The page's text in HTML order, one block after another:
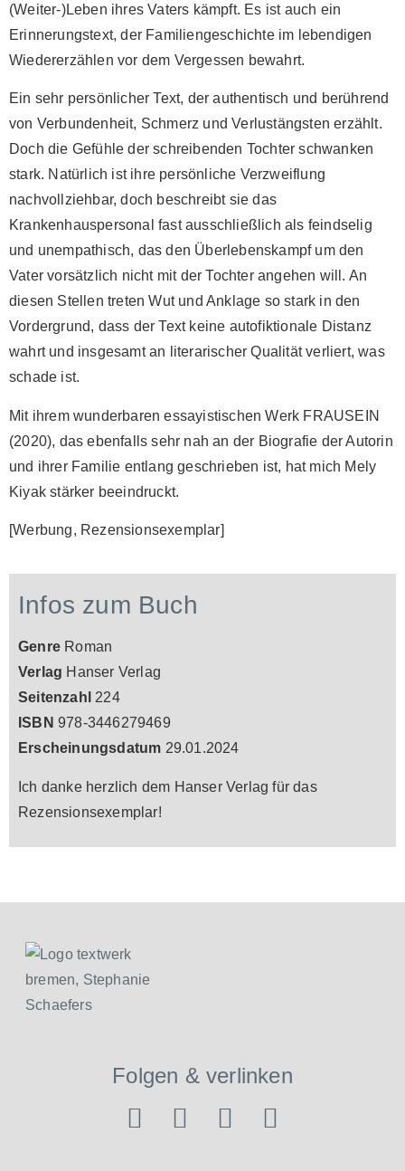
(Weiter-)Leben ihres Vaters kämpft. Es ist auch ein
Erinnerungstext, der Familiengeschichte im lebendigen
Wiedererzählen vor dem Vergessen bewahrt.
Ein sehr persönlicher Text, der authentisch und berührend
von Verbundenheit, Schmerz und Verlustängsten erzählt.
Doch die Gefühle der schreibenden Tochter schwanken
stark. Natürlich ist ihre persönliche Verzweiflung
nachvollziehbar, doch beschreibt sie das
Krankenhauspersonal fast ausschließlich als feindselig
und unempathisch, das den Überlebenskampf um den
Vater vorsätzlich nicht mit der Tochter angehen will. An
diesen Stellen treten Wut und Anklage so stark in den
Vordergrund, dass der Text keine autofiktionale Distanz
wahrt und insgesamt an literarischer Qualität verliert, was
schade ist.
Mit ihrem wunderbaren essayistischen Werk FRAUSEIN
(2020), das ebenfalls sehr nah an der Biografie der Autorin
und ihrer Familie entlang geschrieben ist, hat mich Mely
Kiyak stärker beeindruckt.
[Werbung, Rezensionsexemplar]
Infos zum Buch
Genre Roman
Verlag Hanser Verlag
Seitenzahl 224
ISBN 978-3446279469
Erscheinungsdatum 29.01.2024
Ich danke herzlich dem Hanser Verlag für das
Rezensionsexemplar!
Folgen & verlinken